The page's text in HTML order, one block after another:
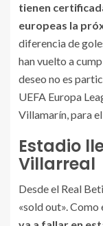
tienen
europeas la
diferencia de
han vuelto a
deseo no es
UEFA Europa
Villamarín, para
Estadio
Villarreal
Desde el Real
«sold out». Como